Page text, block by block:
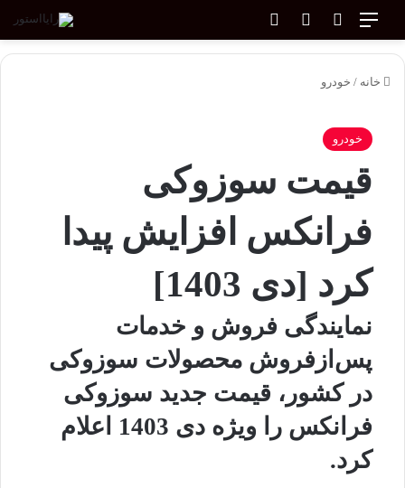
منو جستجو برایتغییر پوسته
خانه / خودرو
خودرو
قیمت سوزوکی
فرانکس افزایش پیدا
کرد [دی 1403]
نمایندگی فروش و خدمات
پس‌ازفروش محصولات سوزوکی
در کشور، قیمت جدید سوزوکی
فرانکس را ویژه دی 1403 اعلام
کرد.